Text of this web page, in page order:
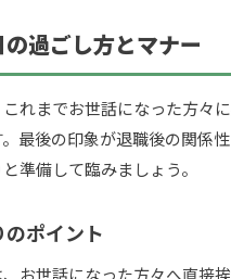
過ごし方とマナー
れまでお世話になった方々
最後の印象が退職後の関係
準備して臨みましょう。
ポイント
お世話になった方々へ直接